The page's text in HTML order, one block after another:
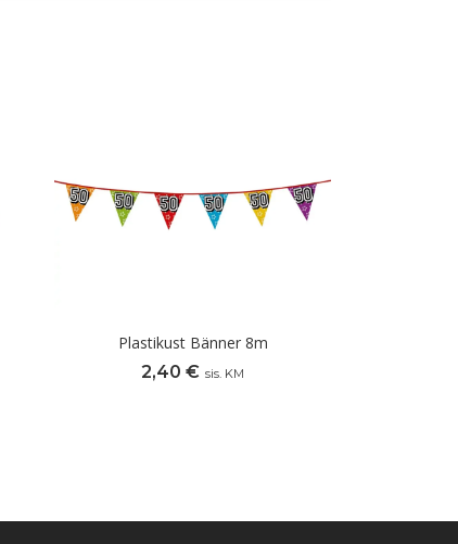
Plastikust Bänner 8m
2,40 € sis. KM